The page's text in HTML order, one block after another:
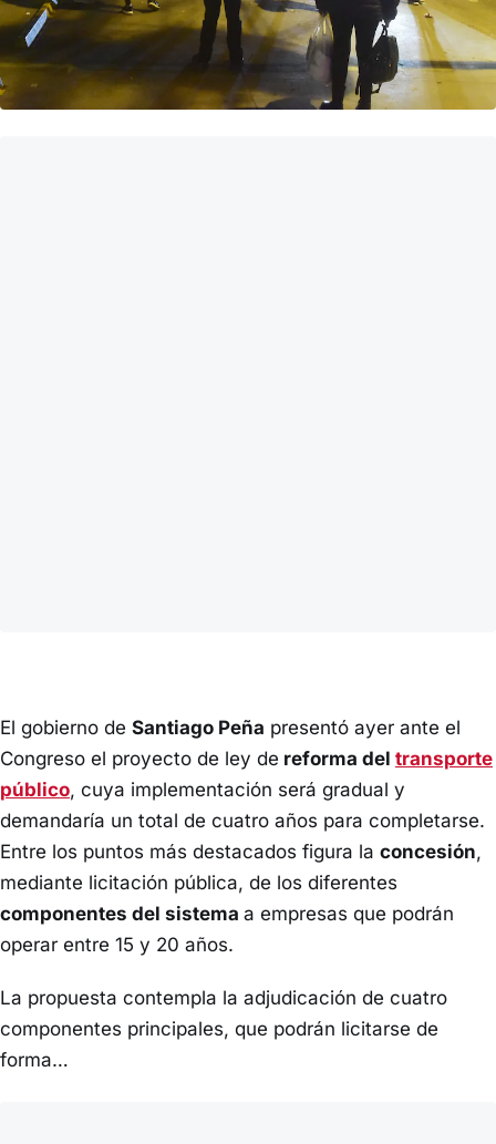
El gobierno de Santiago Peña presentó ayer ante el
Congreso el proyecto de ley de reforma del transporte
público, cuya implementación será gradual y
demandaría un total de cuatro años para completarse.
Entre los puntos más destacados figura la concesión,
mediante licitación pública, de los diferentes
componentes del sistema a empresas que podrán
operar entre 15 y 20 años.
La propuesta contempla la adjudicación de cuatro
componentes principales, que podrán licitarse de
forma…